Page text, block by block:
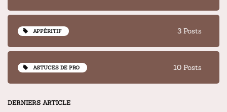
APPÉRITIF 3 Posts
ASTUCES DE PRO 10 Posts
DERNIERS ARTICLE